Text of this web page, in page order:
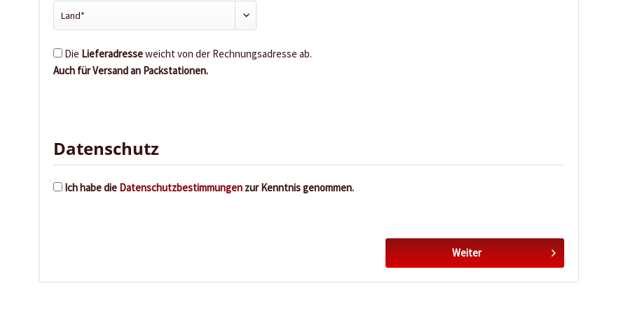
Die Lieferadresseweicht von der Rechnungsadresse ab.
Auch für Versand an Packstationen.
Datenschutz
Ich habe die Datenschutzbestimmungen zur Kenntnis genommen.
Weiter